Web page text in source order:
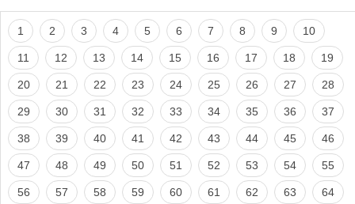
1 2 3 4 5 6 7 8 9 10
11 12 13 14 15 16 17 18 19
20 21 22 23 24 25 26 27 28
29 30 31 32 33 34 35 36 37
38 39 40 41 42 43 44 45 46
47 48 49 50 51 52 53 54 55
56 57 58 59 60 61 62 63 64